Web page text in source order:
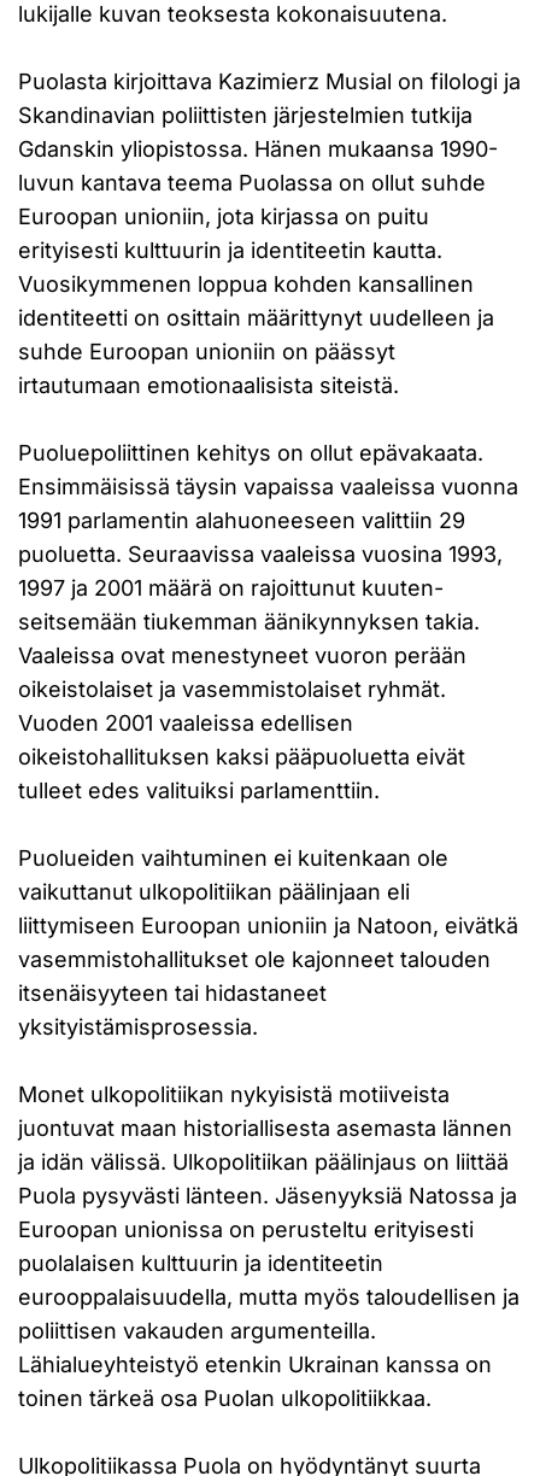
lukijalle kuvan teoksesta kokonaisuutena.
Puolasta kirjoittava Kazimierz Musial on filologi ja
Skandinavian poliittisten järjestelmien tutkija
Gdanskin yliopistossa. Hänen mukaansa 1990-
luvun kantava teema Puolassa on ollut suhde
Euroopan unioniin, jota kirjassa on puitu
erityisesti kulttuurin ja identiteetin kautta.
Vuosikymmenen loppua kohden kansallinen
identiteetti on osittain määrittynyt uudelleen ja
suhde Euroopan unioniin on päässyt
irtautumaan emotionaalisista siteistä.
Puoluepoliittinen kehitys on ollut epävakaata.
Ensimmäisissä täysin vapaissa vaaleissa vuonna
1991 parlamentin alahuoneeseen valittiin 29
puoluetta. Seuraavissa vaaleissa vuosina 1993,
1997 ja 2001 määrä on rajoittunut kuuten-
seitsemään tiukemman äänikynnyksen takia.
Vaaleissa ovat menestyneet vuoron perään
oikeistolaiset ja vasemmistolaiset ryhmät.
Vuoden 2001 vaaleissa edellisen
oikeistohallituksen kaksi pääpuoluetta eivät
tulleet edes valituiksi parlamenttiin.
Puolueiden vaihtuminen ei kuitenkaan ole
vaikuttanut ulkopolitiikan päälinjaan eli
liittymiseen Euroopan unioniin ja Natoon, eivätkä
vasemmistohallitukset ole kajonneet talouden
itsenäisyyteen tai hidastaneet
yksityistämisprosessia.
Monet ulkopolitiikan nykyisistä motiiveista
juontuvat maan historiallisesta asemasta lännen
ja idän välissä. Ulkopolitiikan päälinjaus on liittää
Puola pysyvästi länteen. Jäsenyyksiä Natossa ja
Euroopan unionissa on perusteltu erityisesti
puolalaisen kulttuurin ja identiteetin
eurooppalaisuudella, mutta myös taloudellisen ja
poliittisen vakauden argumenteilla.
Lähialueyhteistyö etenkin Ukrainan kanssa on
toinen tärkeä osa Puolan ulkopolitiikkaa.
Ulkopolitiikassa Puola on hyödyntänyt suurta